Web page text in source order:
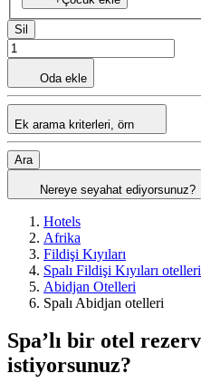
Sil
Oda ekle
Ek arama kriterleri, örn
Ara
Nereye seyahat ediyorsunuz?
Hotels
Afrika
Fildişi Kıyıları
Spalı Fildişi Kıyıları otelleri
Abidjan Otelleri
Spalı Abidjan otelleri
Spa’lı bir otel
istiyorsunuz?